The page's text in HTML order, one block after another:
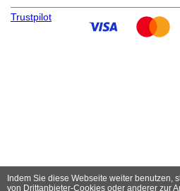
Indem Sie diese Webseite weiter benutzen,
von Drittanbieter-Cookies oder anderer zur
Trustpilot